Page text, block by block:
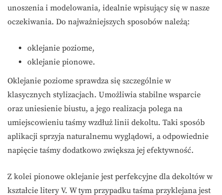
unoszenia i modelowania, idealnie wpisujący się w nasze
oczekiwania. Do najważniejszych sposobów należą:
oklejanie poziome,
oklejanie pionowe.
Oklejanie poziome sprawdza się szczególnie w
klasycznych stylizacjach. Umożliwia stabilne wsparcie
oraz uniesienie biustu, a jego realizacja polega na
umiejscowieniu taśmy wzdłuż linii dekoltu. Taki sposób
aplikacji sprzyja naturalnemu wyglądowi, a odpowiednie
napięcie taśmy dodatkowo zwiększa jej efektywność.
Z kolei pionowe oklejanie jest perfekcyjne dla dekoltów w
kształcie litery V. W tym przypadku taśma przyklejana jest